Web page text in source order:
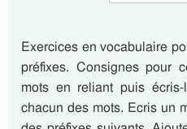
Exercices en vocabulaire
préfixes. Consignes pour
mots en reliant puis
chacun des mots. Ecris un